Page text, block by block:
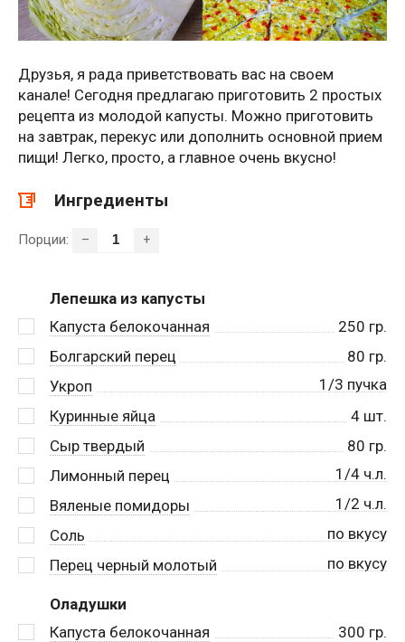
Друзья, я рада приветствовать вас на своем
канале! Сегодня предлагаю приготовить 2 простых
рецепта из молодой капусты. Можно приготовить
на завтрак, перекус или дополнить основной прием
пищи! Легко, просто, а главное очень вкусно!
Ингредиенты
Порции: – +
Лепешка из капусты
Капуста белокочанная
250 гр.
Болгарский перец
80 гр.
Укроп
1/3 пучка
Куринные яйца
4 шт.
Сыр твердый
80 гр.
Лимонный перец
1/4 ч.л.
Вяленые помидоры
1/2 ч.л.
Соль
по вкусу
Перец черный молотый
по вкусу
Оладушки
Капуста белокочанная
300 гр.